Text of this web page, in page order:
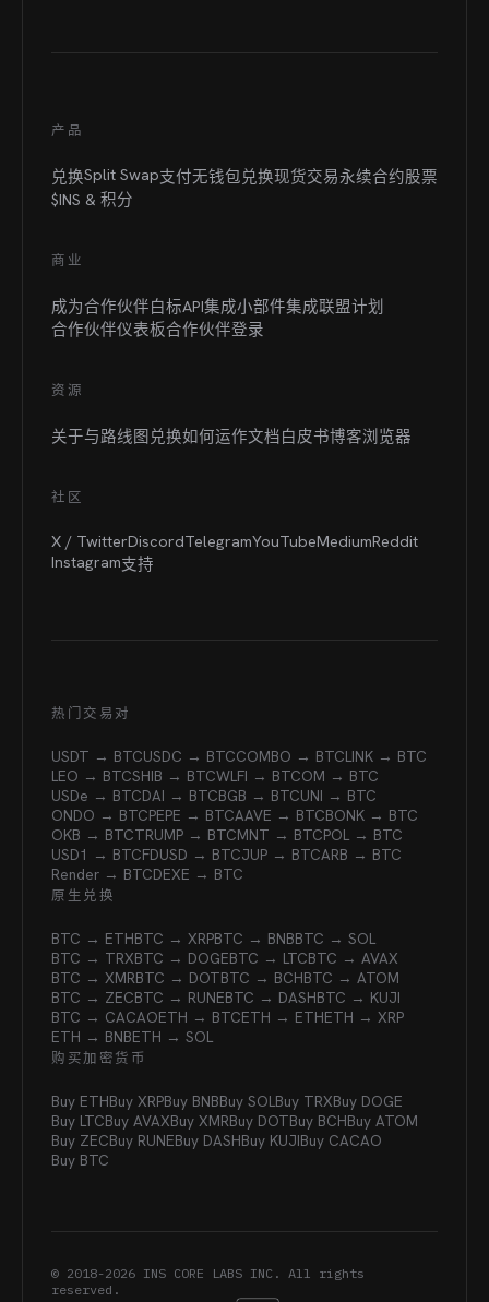
产品
兑换Split Swap支付无钱包兑换现货交易永续合约股票
$INS & 积分
商业
成为合作伙伴白标API集成小部件集成联盟计划
合作伙伴仪表板合作伙伴登录
资源
关于与路线图兑换如何运作文档白皮书博客浏览器
社区
X / TwitterDiscordTelegramYouTubeMediumReddit
Instagram支持
热门交易对
USDT → BTCUSDC → BTCCOMBO → BTCLINK → BTC
LEO → BTCSHIB → BTCWLFI → BTCOM → BTC
USDe → BTCDAI → BTCBGB → BTCUNI → BTC
ONDO → BTCPEPE → BTCAAVE → BTCBONK → BTC
OKB → BTCTRUMP → BTCMNT → BTCPOL → BTC
USD1 → BTCFDUSD → BTCJUP → BTCARB → BTC
Render → BTCDEXE → BTC
原生兑换
BTC → ETHBTC → XRPBTC → BNBBTC → SOL
BTC → TRXBTC → DOGEBTC → LTCBTC → AVAX
BTC → XMRBTC → DOTBTC → BCHBTC → ATOM
BTC → ZECBTC → RUNEBTC → DASHBTC → KUJI
BTC → CACAOETH → BTCETH → ETHETH → XRP
ETH → BNBETH → SOL
购买加密货币
Buy ETHBuy XRPBuy BNBBuy SOLBuy TRXBuy DOGE
Buy LTCBuy AVAXBuy XMRBuy DOTBuy BCHBuy ATOM
Buy ZECBuy RUNEBuy DASHBuy KUJIBuy CACAO
Buy BTC
© 2018-2026 INS CORE LABS INC. All rights
reserved.